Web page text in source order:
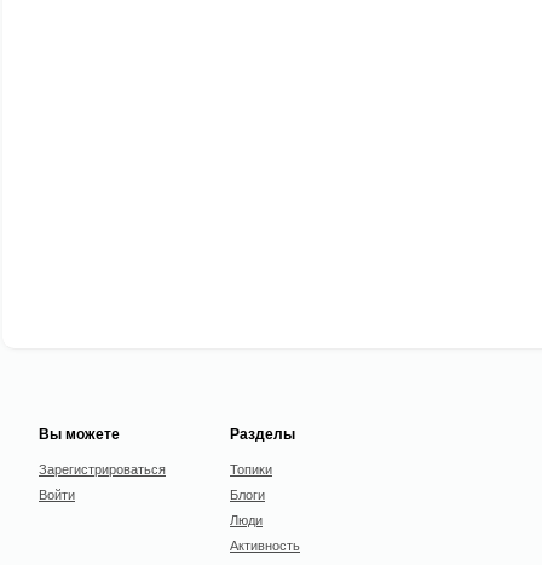
Вы можете
Зарегистрироваться
Войти
Разделы
Топики
Блоги
Люди
Активность